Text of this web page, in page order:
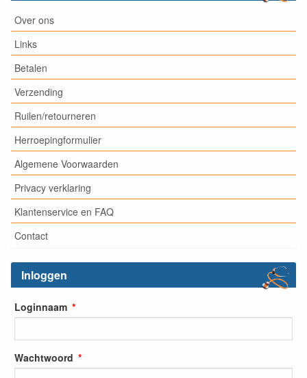
Over ons
Links
Betalen
Verzending
Ruilen/retourneren
Herroepingformulier
Algemene Voorwaarden
Privacy verklaring
Klantenservice en FAQ
Contact
Inloggen
Loginnaam
Wachtwoord